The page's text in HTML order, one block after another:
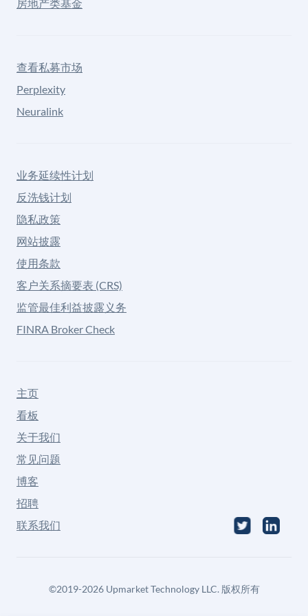
房地产类基金
查看私募市场
Perplexity
Neuralink
业务延续性计划
反洗钱计划
隐私政策
网站披露
使用条款
客户关系摘要表 (CRS)
监管最佳利益披露义务
FINRA Broker Check
主页
看板
关于我们
常见问题
博客
招聘
联系我们
©2019-2026Upmarket Technology LLC. 版权所有